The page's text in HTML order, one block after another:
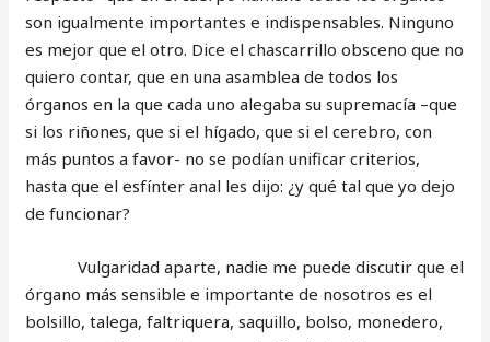
son igualmente importantes e indispensables. Ninguno
es mejor que el otro. Dice el chascarrillo obsceno que no
quiero contar, que en una asamblea de todos los
órganos en la que cada uno alegaba su supremacía –que
si los riñones, que si el hígado, que si el cerebro, con
más puntos a favor- no se podían unificar criterios,
hasta que el esfínter anal les dijo: ¿y qué tal que yo dejo
de funcionar?
Vulgaridad aparte, nadie me puede discutir que el
órgano más sensible e importante de nosotros es el
bolsillo, talega, faltriquera, saquillo, bolso, monedero,